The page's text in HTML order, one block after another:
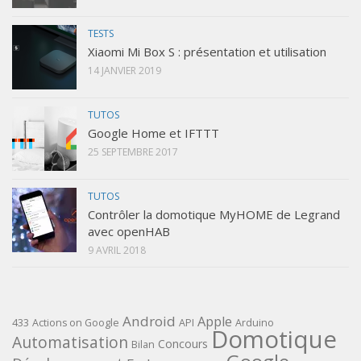
TESTS
Xiaomi Mi Box S : présentation et utilisation
14 JANVIER 2019
TUTOS
Google Home et IFTTT
25 SEPTEMBRE 2017
TUTOS
Contrôler la domotique MyHOME de Legrand
avec openHAB
9 AVRIL 2018
433 Actions on Google Android API Apple Arduino
Automatisation Bilan Concours Domotique